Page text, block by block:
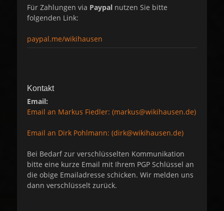
Für Zahlungen via Paypal nutzen Sie bitte
folgenden Link:
paypal.me/wikihausen
Kontakt
Email:
Email an Markus Fiedler: (markus@wikihausen.de)
Email an Dirk Pohlmann: (dirk@wikihausen.de)
Bei Bedarf zur verschlüsselten Kommunikation
bitte eine kurze Email mit Ihrem PGP Schlüssel an
die obige Emailadresse schicken. Wir melden uns
dann verschlüsselt zurück.